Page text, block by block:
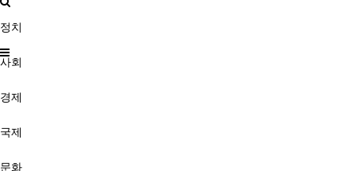
정치
사회
경제
국제
문화